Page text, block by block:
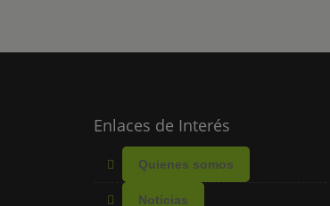
Enlaces de Interés
Quienes somos
Noticias